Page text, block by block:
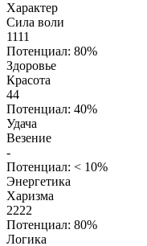
Характер
Сила воли
1111
Потенциал: 80%
Здоровье
Красота
44
Потенциал: 40%
Удача
Везение
-
Потенциал: < 10%
Энергетика
Харизма
2222
Потенциал: 80%
Логика